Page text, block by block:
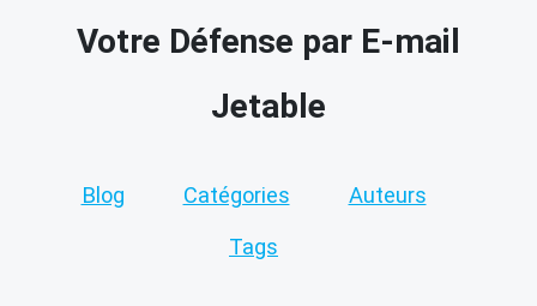
Votre Défense par E-mail
Jetable
Blog Catégories Auteurs
Tags